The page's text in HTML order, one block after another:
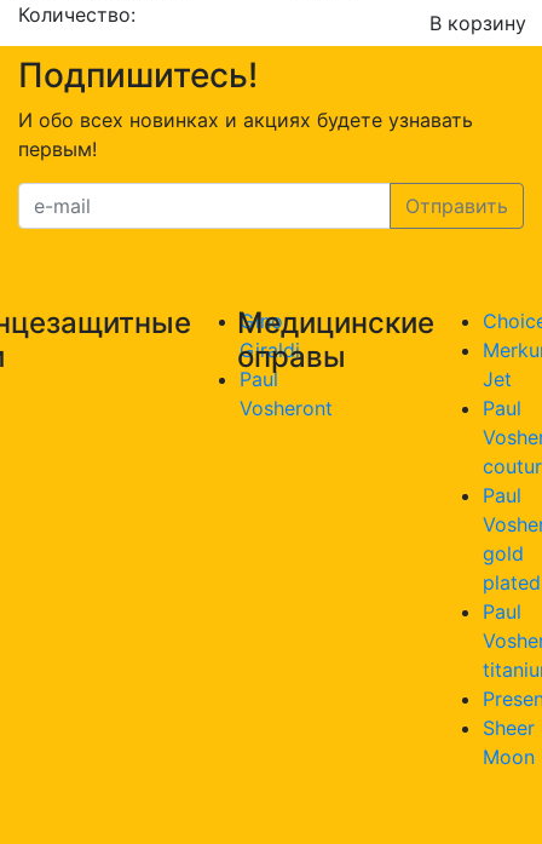
Количество:
Количество
товара
Present
226
C1
В корзину
Подпишитесь!
И обо всех новинках и акциях будете узнавать
первым!
Gino
Giraldi
Paul
Vosheront
Медицинские
оправы
Jet
Paul
Paul
gold
plated
Paul
Sheer
Moon